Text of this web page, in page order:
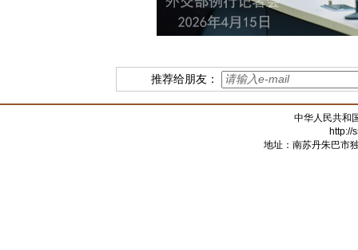
推荐给朋友：
中华人民共和
http://
地址：南苏丹朱巴市